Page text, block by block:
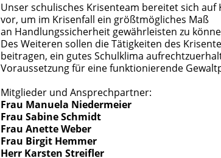
Unser schulisches Krisenteam bereitet sich
vor, um im Krisenfall ein größtmögliches Maß
an Handlungssicherheit gewährleisten zu
Des Weiteren sollen die Tätigkeiten des
beitragen, ein gutes Schulklima
Voraussetzung für eine funktionierende
Mitglieder und Ansprechpartner:
Frau Manuela Niedermeier
Frau Sabine Schmidt
Frau Anette Weber
Frau Birgit Hemmer
Herr Karsten Streifler